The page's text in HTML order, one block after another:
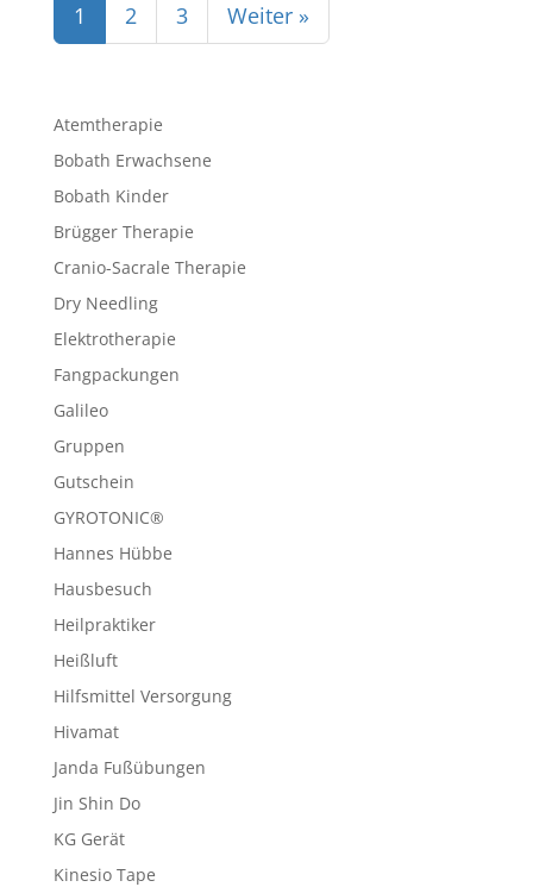
1 2 3 Weiter »
Atemtherapie
Bobath Erwachsene
Bobath Kinder
Brügger Therapie
Cranio-Sacrale Therapie
Dry Needling
Elektrotherapie
Fangpackungen
Galileo
Gruppen
Gutschein
GYROTONIC®
Hannes Hübbe
Hausbesuch
Heilpraktiker
Heißluft
Hilfsmittel Versorgung
Hivamat
Janda Fußübungen
Jin Shin Do
KG Gerät
Kinesio Tape